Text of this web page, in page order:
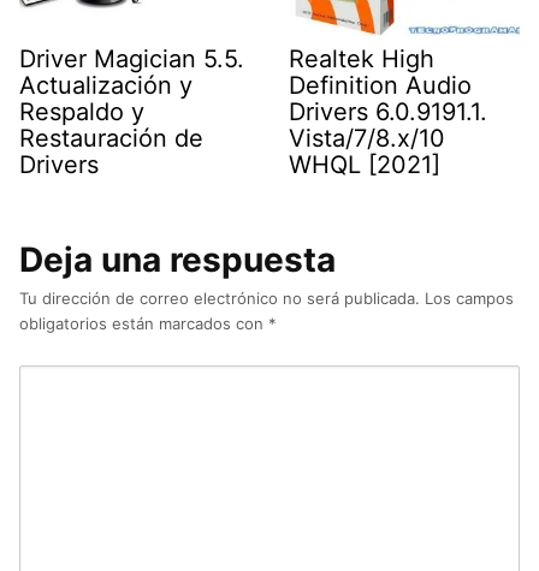
Driver Magician 5.5.
Actualización y
Respaldo y
Restauración de
Drivers
Realtek High
Definition Audio
Drivers 6.0.9191.1.
Vista/7/8.x/10
WHQL [2021]
Deja una respuesta
Tu dirección de correo electrónico no será publicada. Los campos
obligatorios están marcados con *